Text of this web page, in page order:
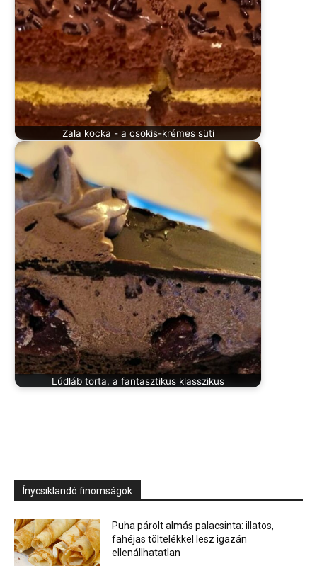
Zala kocka - a csokis-krémes süti
Lúdláb torta, a fantasztikus klasszikus
Ínycsiklandó finomságok
Puha párolt almás palacsinta: illatos,
fahéjas töltelékkel lesz igazán
ellenállhatatlan